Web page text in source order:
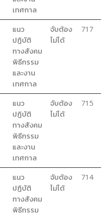
เทศกาล
แนว
ปฏิบัติ
ทางสังคม
พิธีกรรม
และงาน
เทศกาล
จับต้อง
ไม่ได้
717
แนว
ปฏิบัติ
ทางสังคม
พิธีกรรม
และงาน
เทศกาล
จับต้อง
ไม่ได้
715
แนว
ปฏิบัติ
ทางสังคม
พิธีกรรม
จับต้อง
ไม่ได้
714